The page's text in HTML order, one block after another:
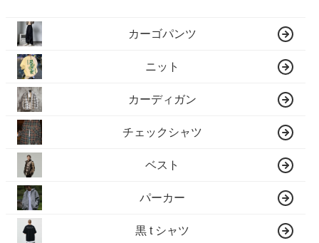
カーゴパンツ
ニット
カーディガン
チェックシャツ
ベスト
パーカー
黒 t シャツ